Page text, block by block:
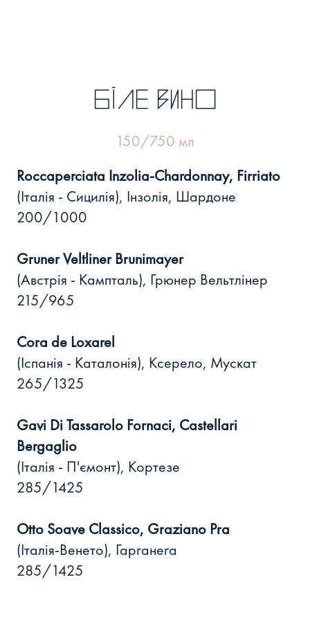
біле вино
150/750 мл
Roccaperciata Inzolia-Chardonnay, Firriato
(Італія - Cицилія), Інзолія, Шардоне
200/1000
Gruner Veltliner Brunimayer
(Австрія - Кампталь), Грюнер Вельтлінер
215/965
Cora de Loxarel
(Іспанія - Каталонія), Ксерело, Мускат
265/1325
Gavi Di Tassarolo Fornaci, Castellari
Bergaglio
(Італія - П'ємонт), Кортезе
285/1425
Otto Soave Classico, Graziano Pra
(Італія-Венето), Гарганега
285/1425